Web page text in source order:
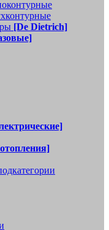
[De Dietrich]